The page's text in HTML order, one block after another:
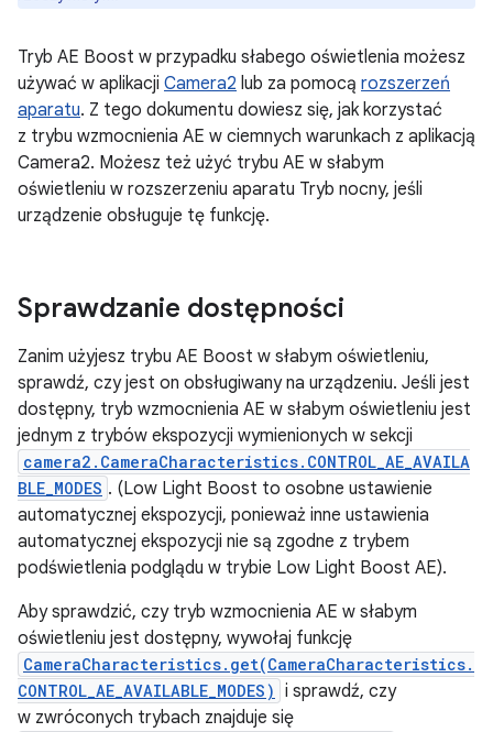
Tryb AE Boost w przypadku słabego oświetlenia możesz
używać w aplikacji Camera2 lub za pomocą rozszerzeń
aparatu. Z tego dokumentu dowiesz się, jak korzystać
z trybu wzmocnienia AE w ciemnych warunkach z aplikacją
Camera2. Możesz też użyć trybu AE w słabym
oświetleniu w rozszerzeniu aparatu Tryb nocny, jeśli
urządzenie obsługuje tę funkcję.
Sprawdzanie dostępności
Zanim użyjesz trybu AE Boost w słabym oświetleniu,
sprawdź, czy jest on obsługiwany na urządzeniu. Jeśli jest
dostępny, tryb wzmocnienia AE w słabym oświetleniu jest
jednym z trybów ekspozycji wymienionych w sekcji
camera2.CameraCharacteristics.CONTROL_AE_AVAILA
BLE_MODES . (Low Light Boost to osobne ustawienie
automatycznej ekspozycji, ponieważ inne ustawienia
automatycznej ekspozycji nie są zgodne z trybem
podświetlenia podglądu w trybie Low Light Boost AE).
Aby sprawdzić, czy tryb wzmocnienia AE w słabym
oświetleniu jest dostępny, wywołaj funkcję
CameraCharacteristics.get(CameraCharacteristics.
CONTROL_AE_AVAILABLE_MODES) i sprawdź, czy
w zwróconych trybach znajduje się